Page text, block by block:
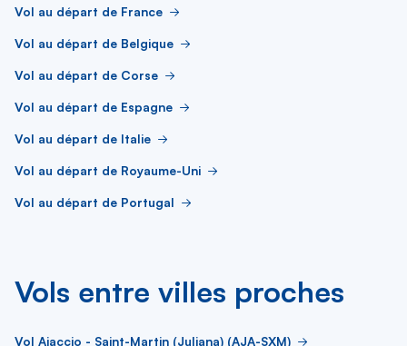
Vol au départ de France
Vol au départ de Belgique
Vol au départ de Corse
Vol au départ de Espagne
Vol au départ de Italie
Vol au départ de Royaume-Uni
Vol au départ de Portugal
Vols entre villes proches
Vol Ajaccio - Saint-Martin (Juliana) (AJA-SXM)